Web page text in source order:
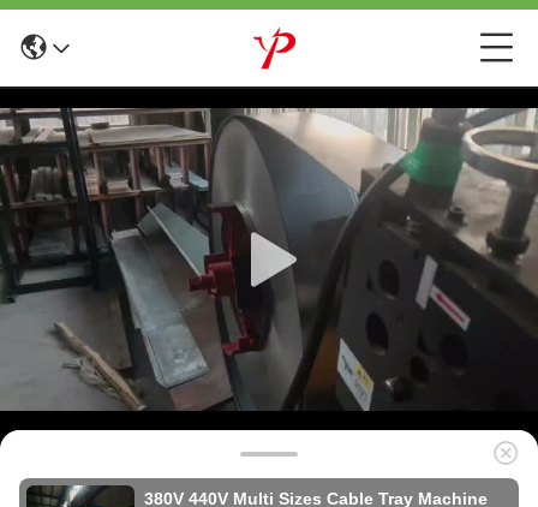
380V 440V Multi Sizes Cable Tray Machine